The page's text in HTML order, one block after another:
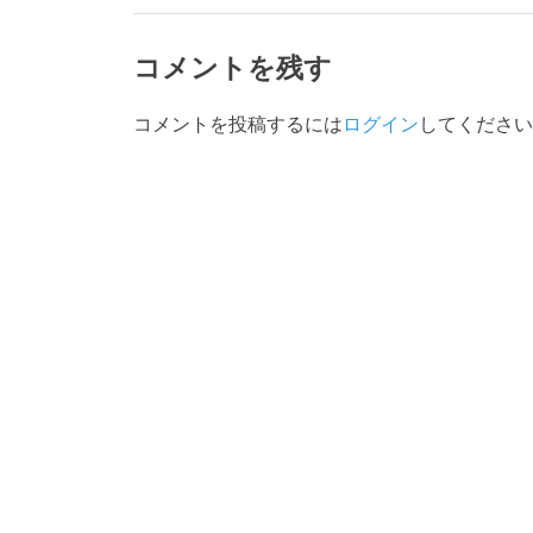
コメントを残す
コメントを投稿するには ログイン してくださ